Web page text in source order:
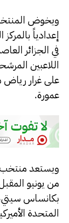
ويخوض
إعدادياً
اللاعبين
على غرار
عمورة.
ويستعد منتخب
من يونيو
بكانساس
المتحدة